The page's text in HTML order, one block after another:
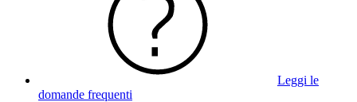
Leggi le
domande frequenti